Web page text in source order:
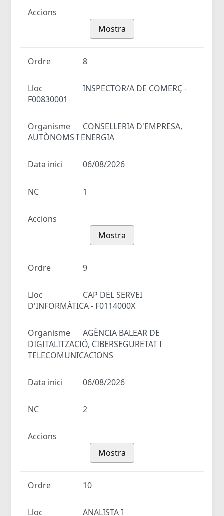
Accions
Mostra
Ordre 8
Lloc
INSPECTOR/A DE COMERÇ -
F00830001
Organisme
CONSELLERIA D'EMPRESA,
AUTÒNOMS I ENERGIA
Data inici 06/08/2026
NC 1
Accions
Mostra
Ordre 9
Lloc
CAP DEL SERVEI
D'INFORMÀTICA - F0114000X
Organisme
AGÈNCIA BALEAR DE
DIGITALITZACIÓ, CIBERSEGURETAT I
TELECOMUNICACIONS
Data inici 06/08/2026
NC 2
Accions
Mostra
Ordre 10
Lloc
ANALISTA I